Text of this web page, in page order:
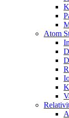
Atom